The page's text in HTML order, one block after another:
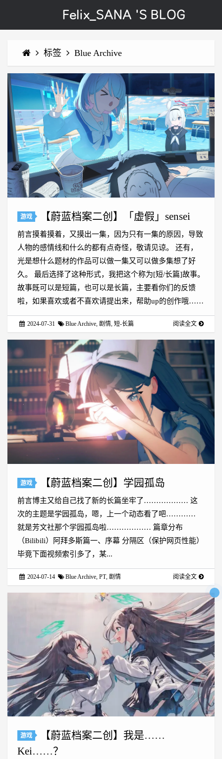
Felix_SANA 'S BLOG
标签 Blue Archive
游戏 【蔚蓝档案二创】「虚假」sensei
前言摸着摸着，又摸出一集，因为只有一集的原因，导致
人物的感情线和什么的都有点奇怪，敬请见谅。 还有，
光是想什么题材的作品可以做一集又可以做多集想了好
久。 最后选择了这种形式，我把这个称为[短/长篇]故事。
故事既可以是短篇，也可以是长篇，主要看你们的反馈
啦，如果喜欢或者不喜欢请提出来，帮助up的创作哦……
2024-07-31 Blue Archive ,剧情 ,短-长篇 阅读全文
游戏 【蔚蓝档案二创】学园孤岛
前言博主又给自己找了新的长篇坐牢了……………… 这
次的主题是学园孤岛，嗯，上一个动态看了吧…………
就是芳文社那个学园孤岛啦……………… 篇章分布
（Bilibili）阿拜多斯篇一、序幕 分隔区（保护网页性能）
毕竟下面视频索引多了，某...
2024-07-14 Blue Archive ,PT,剧情 阅读全文
游戏
【蔚蓝档案二创】我是……
Kei……？